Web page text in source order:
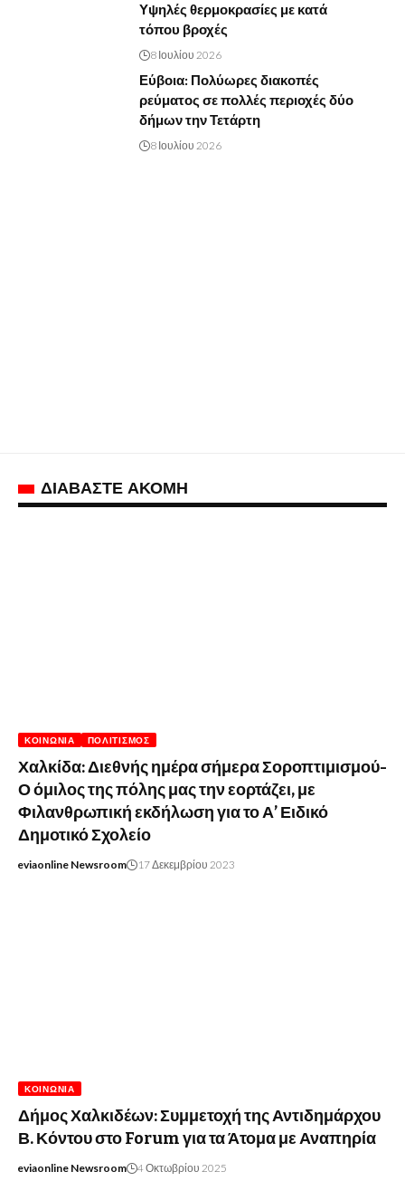
Υψηλές θερμοκρασίες με κατά
τόπου βροχές
8 Ιουλίου 2026
Εύβοια: Πολύωρες διακοπές
ρεύματος σε πολλές περιοχές δύο
δήμων την Τετάρτη
8 Ιουλίου 2026
ΔΙΑΒΑΣΤΕ ΑΚΟΜΗ
ΚΟΙΝΩΝΊΑ ΠΟΛΙΤΙΣΜΌΣ
Χαλκίδα: Διεθνής ημέρα σήμερα Σοροπτιμισμού-
Ο όμιλος της πόλης μας την εορτάζει, με
Φιλανθρωπική εκδήλωση για το Α’ Ειδικό
Δημοτικό Σχολείο
eviaonline Newsroom 17 Δεκεμβρίου 2023
ΚΟΙΝΩΝΊΑ
Δήμος Χαλκιδέων: Συμμετοχή της Αντιδημάρχου
Β. Κόντου στο Forum για τα Άτομα με Αναπηρία
eviaonline Newsroom 4 Οκτωβρίου 2025